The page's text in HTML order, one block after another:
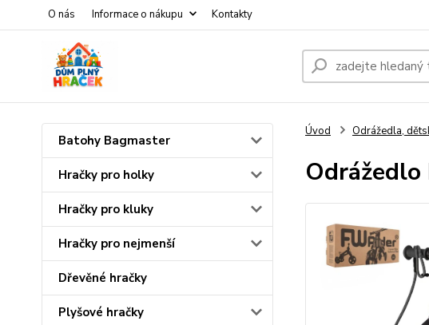
O nás Informace o nákupu Kontakty
Batohy Bagmaster
Hračky pro holky
Hračky pro kluky
Hračky pro nejmenší
Dřevěné hračky
Plyšové hračky
Úvod Odrážedla,
Odrážedlo